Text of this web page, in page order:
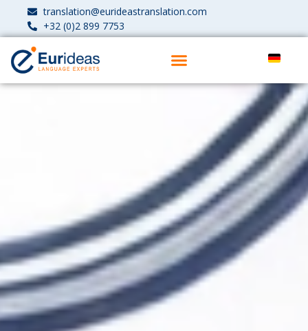
translation@eurideastranslation.com
+32 (0)2 899 7753